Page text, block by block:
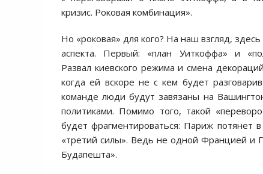
кризис. Роковая комбинация».
Но «роковая» для кого? На наш взгляд,
аспекта. Первый: «план Уиткоффа» и
Развал киевского режима и смена
когда ей вскоре не с кем будет
команде люди будут завязаны на
политиками. Помимо того, такой
будет фрагментироваться: Париж потянет
«третий силы». Ведь не одной Францией и
Будапешта».